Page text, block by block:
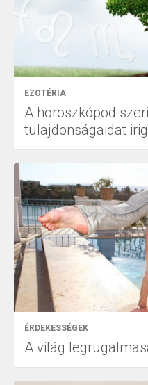
EZOTÉRIA
A horoszkópod
tulajdonságaidat
ÉRDEKESSÉGEK
A világ